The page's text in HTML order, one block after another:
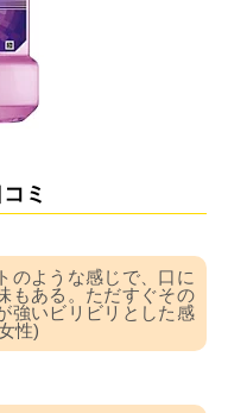
ミ
のような感じで、口に
もある。ただすぐその
強いビリビリとした感
性)